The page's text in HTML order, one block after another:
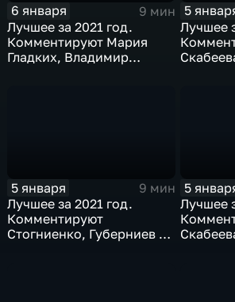
6 января
9 мин
Лучшее за 2021 год.
Комментируют Мария
Гладких, Владимир
5
Лучшее
5 января
9 мин
Лучшее за 2021 год.
Комментируют
Стогниенко, Губерниев и
5
Лучшее